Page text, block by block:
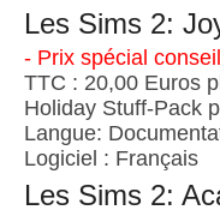
Les Sims 2:
- Prix spécial
TTC : 20,00 Euros
Holiday Stuff-Pack
Langue:
Logiciel : Français
Les Sims 2: